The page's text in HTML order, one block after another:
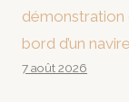
démonstration
bord d’un
7 août 2026